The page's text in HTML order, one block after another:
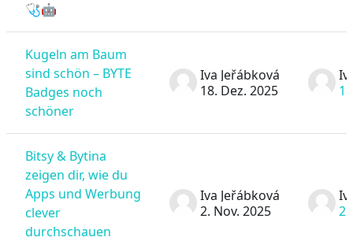
🩺🤖
Kugeln am Baum
sind schön – BYTE
Badges noch
schöner
Iva Jeřábková
18. Dez. 2025
Bitsy & Bytina
zeigen dir, wie du
Apps und Werbung
clever
durchschauen
Iva Jeřábková
2. Nov. 2025
2.